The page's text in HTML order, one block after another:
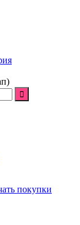
покупки